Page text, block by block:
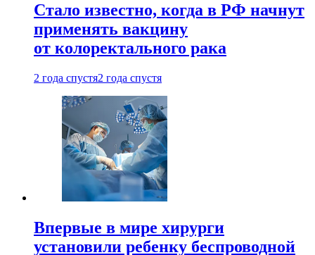
Стало известно, когда в РФ начнут
применять вакцину
от колоректального рака
2 года спустя2 года спустя
Впервые в мире хирурги
установили ребенку беспроводной